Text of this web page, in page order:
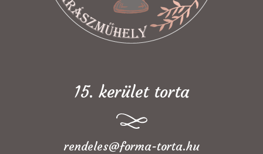
15. kerület torta
rendeles@forma-torta.hu